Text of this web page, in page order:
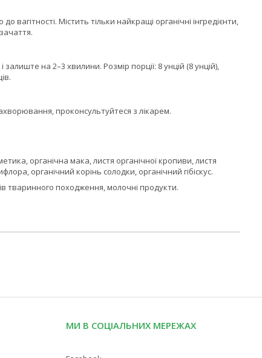
Містить тільки найкращі органічні інгредієнти,
на 2–3 хвилини. Розмір порції: 8 унцій (8 унцій),
проконсультуйтеся з лікарем.
органічна мака, листя органічної кропиви, листя
органічний корінь солодки, органічний гібіскус.
тваринного походження, молочні продукти.
МИ В СОЦІАЛЬНИХ МЕРЕЖАХ